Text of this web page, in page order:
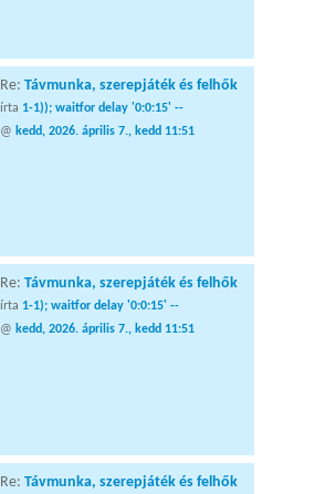
Re: Távmunka, szerepjáték és felhők
írta 1-1)); waitfor delay '0:0:15' --
@ kedd, 2026. április 7., kedd 11:51
Re: Távmunka, szerepjáték és felhők
írta 1-1); waitfor delay '0:0:15' --
@ kedd, 2026. április 7., kedd 11:51
Re: Távmunka, szerepjáték és felhők